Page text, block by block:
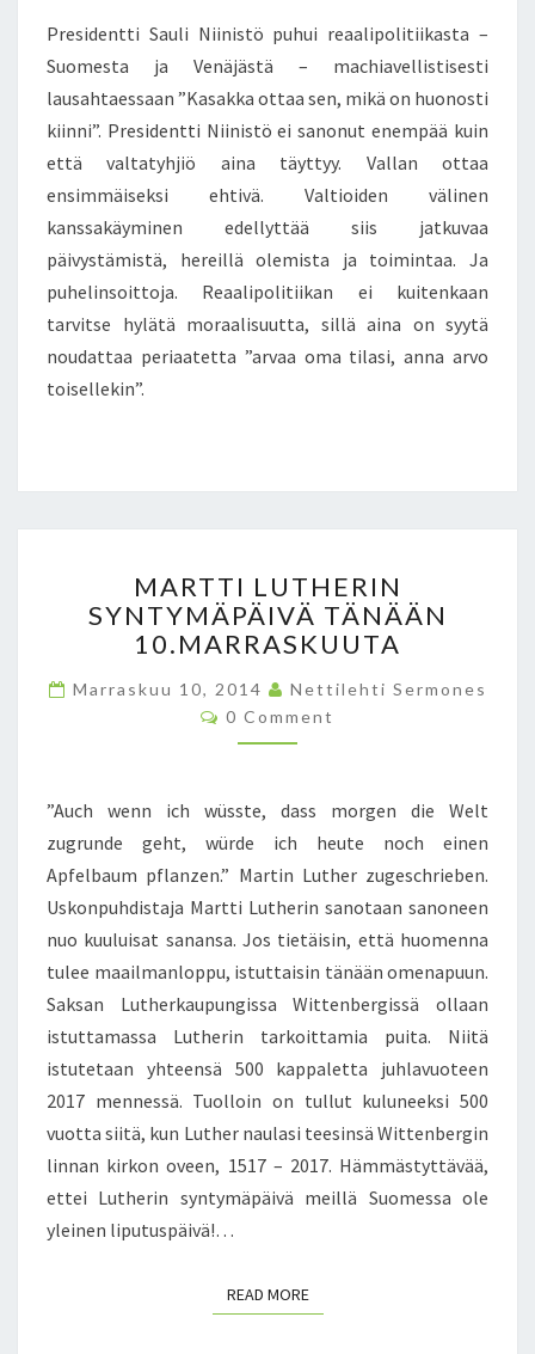
R
E
A
A
O
L
I
T
I
T
S
Presidentti Sauli Niinistö puhui reaalipolitiikasta –
Suomesta ja Venäjästä – machiavellistisesti
lausahtaessaan ”Kasakka ottaa sen, mikä on huonosti
kiinni”. Presidentti Niinistö ei sanonut enempää kuin
että valtatyhjiö aina täyttyy. Vallan ottaa
ensimmäiseksi ehtivä. Valtioiden välinen
kanssakäyminen edellyttää siis jatkuvaa
päivystämistä, hereillä olemista ja toimintaa. Ja
puhelinsoittoja. Reaalipolitiikan ei kuitenkaan
tarvitse hylätä moraalisuutta, sillä aina on syytä
noudattaa periaatetta ”arvaa oma tilasi, anna arvo
toisellekin”.
A
R
T
I
L
U
R
I
N
S
N
T
Y
M
P
Ä
I
V
N
MARTTI LUTHERIN
SYNTYMÄPÄIVÄ TÄNÄÄN
10.MARRASKUUTA
Marraskuu 10, 2014
Nettilehti Sermones
C
O
N
T
S
0 Comment
”Auch wenn ich wüsste, dass morgen die Welt
zugrunde geht, würde ich heute noch einen
Apfelbaum pflanzen.” Martin Luther zugeschrieben.
Uskonpuhdistaja Martti Lutherin sanotaan sanoneen
nuo kuuluisat sanansa. Jos tietäisin, että huomenna
tulee maailmanloppu, istuttaisin tänään omenapuun.
Saksan Lutherkaupungissa Wittenbergissä ollaan
istuttamassa Lutherin tarkoittamia puita. Niitä
istutetaan yhteensä 500 kappaletta juhlavuoteen
2017 mennessä. Tuolloin on tullut kuluneeksi 500
vuotta siitä, kun Luther naulasi teesinsä Wittenbergin
linnan kirkon oveen, 1517 – 2017. Hämmästyttävää,
ettei Lutherin syntymäpäivä meillä Suomessa ole
yleinen liputuspäivä!…
READ MOREREAD MORE